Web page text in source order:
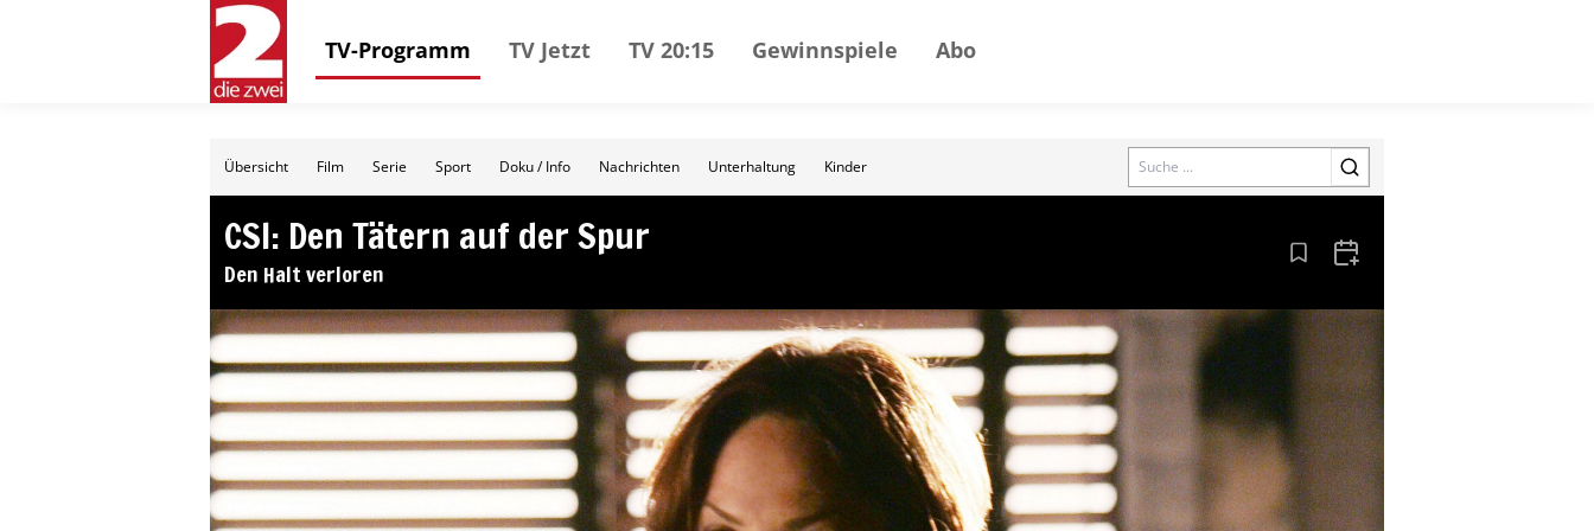
TV-Programm TV Jetzt TV 20:15 Gewinnspiele Abo
Übersicht Film Serie Sport Doku / Info Nachrichten Unterhaltung Kinder Search
CSI: Den Tätern auf der Spur
Den Halt verloren Aus den Lesezeichen entfernen
Zum Kalender hinzufügen